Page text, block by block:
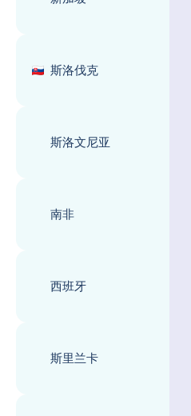
斯洛伐克
斯洛文尼亚
南非
西班牙
斯里兰卡